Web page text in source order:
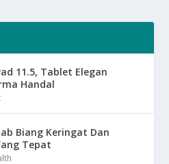
11.5, Tablet Elegan
Handal
Biang Keringat Dan
Tepat